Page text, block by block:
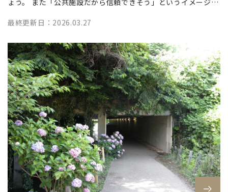
あるものの、具体的な利用方法や...
最終更新日：2026.03.27